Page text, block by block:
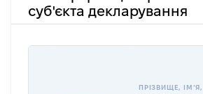
суб'єкта декларування
ПРІЗВИЩЕ, ІМʼЯ,